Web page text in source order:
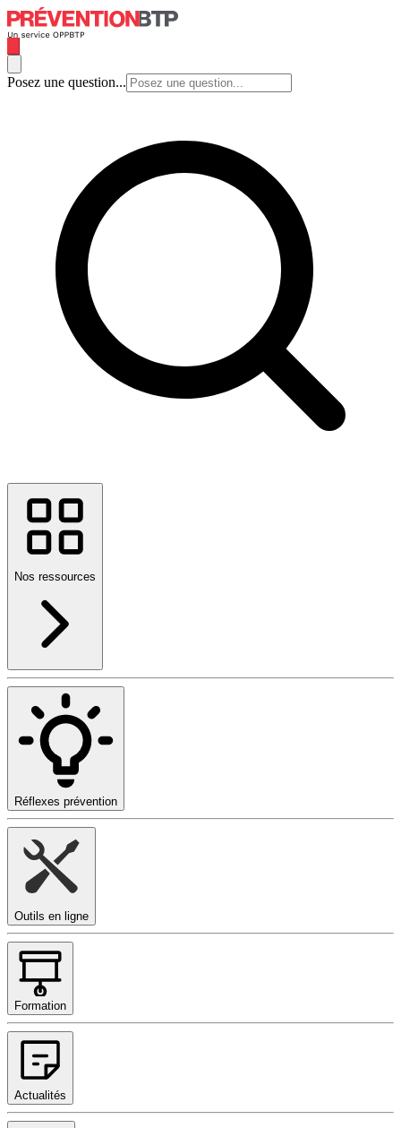
Posez une question...
Nos ressources
Réflexes prévention
Outils en ligne
Formation
Actualités